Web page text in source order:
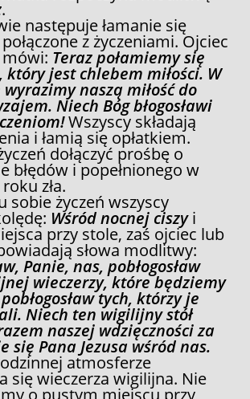
.
następuje łamanie się
z życzeniami. Ojciec
Teraz połamiemy się
który jest chlebem miłości. W
naszą miłość do
Niech Bóg błogosławi
Wszyscy składają
i łamią się opłatkiem.
dołączyć prośbę o
błędów i popełnionego w
zła.
sobie życzeń wszyscy
Wśród nocnej ciszyi
przy stole, zaś ojciec lub
słowa modlitwy:
Panie, nas, pobłogosław
wieczerzy, które będziemy
tych, którzy je
Niech ten wigilijny stół
naszej wdzięczności za
się Pana Jezusa wśród nas.
atmosferze
się wieczerza wigilijna. Nie
o pustym miejscu przy